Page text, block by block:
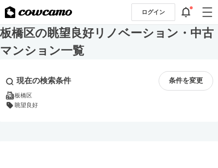
ログイン
板橋区の眺望良好リノベーション・中古
マンション一覧
現在の検索条件 条件を変更
板橋区
眺望良好